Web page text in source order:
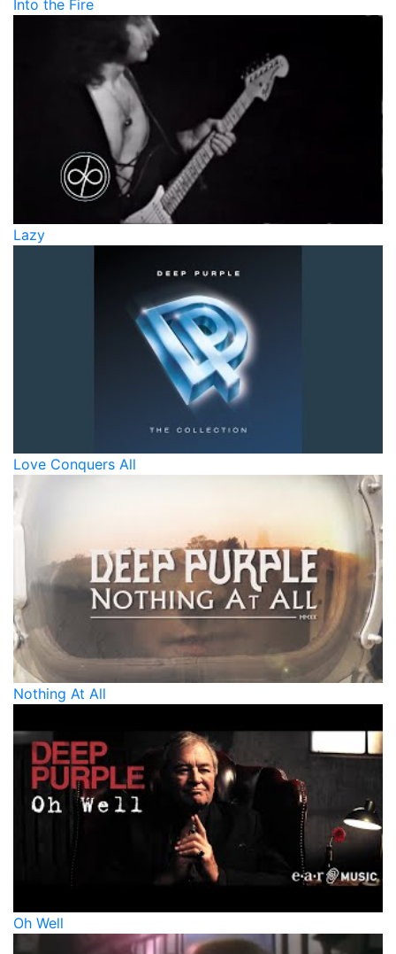
Into the Fire
Lazy
Love Conquers All
Nothing At All
Oh Well